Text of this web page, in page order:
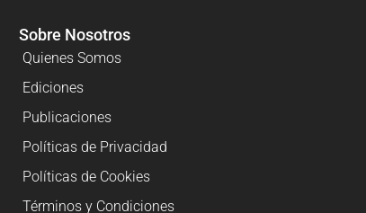
Sobre Nosotros
Quienes Somos
Ediciones
Publicaciones
Políticas de Privacidad
Políticas de Cookies
Términos y Condiciones